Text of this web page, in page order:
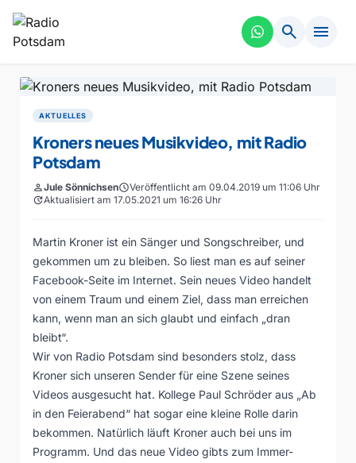
search menu
AKTUELLES
Kroners neues Musikvideo, mit Radio
Potsdam
personJule SönnichsenscheduleVeröffentlicht am 09.04.2019 um 11:06 Uhr
updateAktualisiert am 17.05.2021 um 16:26 Uhr
Martin Kroner ist ein Sänger und Songschreiber, und
gekommen um zu bleiben. So liest man es auf seiner
Facebook-Seite im Internet. Sein neues Video handelt
von einem Traum und einem Ziel, dass man erreichen
kann, wenn man an sich glaubt und einfach „dran
bleibt“.
Wir von Radio Potsdam sind besonders stolz, dass
Kroner sich unseren Sender für eine Szene seines
Videos ausgesucht hat. Kollege Paul Schröder aus „Ab
in den Feierabend“ hat sogar eine kleine Rolle darin
bekommen. Natürlich läuft Kroner auch bei uns im
Programm. Und das neue Video gibts zum Immer-